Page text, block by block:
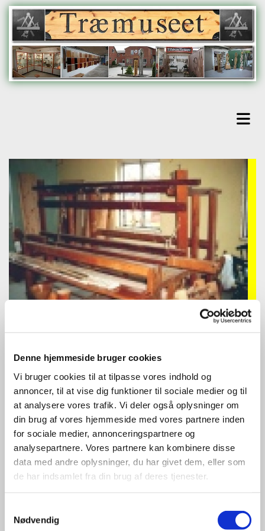
Denne hjemmeside bruger cookies
Vi bruger cookies til at tilpasse vores indhold og
annoncer, til at vise dig funktioner til sociale medier og til
at analysere vores trafik. Vi deler også oplysninger om
din brug af vores hjemmeside med vores partnere inden
for sociale medier, annonceringspartnere og
analysepartnere. Vores partnere kan kombinere disse
data med andre oplysninger, du har givet dem, eller som
de har indsamlet fra din brug af deres tjenester.
Nødvendig
Det er en skaftevæv med flyveskytte som stammer fra
væveskolen i Jebjerg,(Der hvor ungdomsskolen er nu).
Anton og Sørine Thyregaard startede i 1921 Salling
Ungdomsskole i Jebjerg.
Fru Thyregaard havde medbragt sin væv.
Efter en studietur til Sverige i 1926 blev grunden lagt til
den første vævestue.
Man begyndte med 2 væve i en lille stue, senere blev der
På samme tid opstod interessen for folkedans. Og her
ønskede man at anskaffe folkedragter. Fru Thyregaard